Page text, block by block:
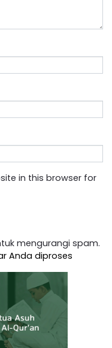
in this browser for
mengurangi spam.
Anda diproses